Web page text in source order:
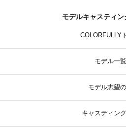
モデルキャスティン
COLORFULLY
モデル一覧
モデル志望
キャスティン